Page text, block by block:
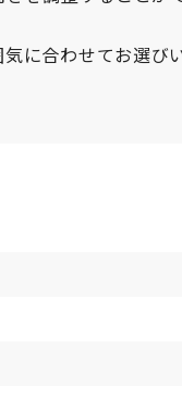
に合わせてお選び